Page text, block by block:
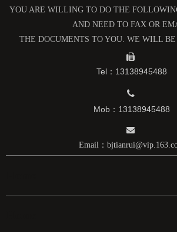
YOU ARE WILLING TO DO THE
AND NEED TO FAX OR
THE DOCUMENTS TO YOU. WE WILL

Tel：13138945488

Mob：13138945488

Email：